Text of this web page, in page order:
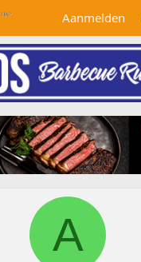
Aanmelden
A